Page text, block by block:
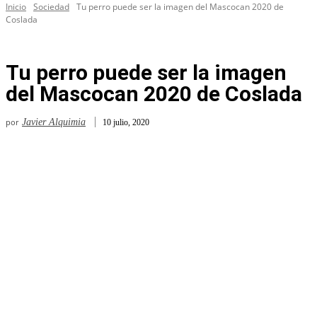
Inicio Sociedad Tu perro puede ser la imagen del Mascocan 2020 de
Coslada
Tu perro puede ser la imagen
del Mascocan 2020 de Coslada
por Javier Alquimia 10 julio, 2020